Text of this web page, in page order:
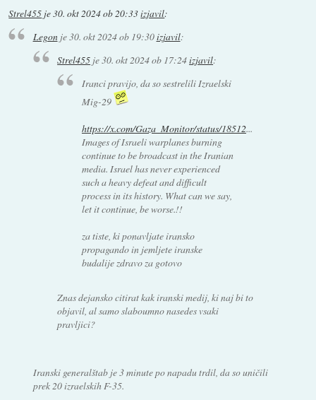
Strel455 je30. okt 2024 ob 20:33izjavil:
Legonje30. okt 2024 ob 19:30izjavil:
Strel455 je30. okt 2024 ob 17:24izjavil:
Iranci pravijo, da so sestrelili Izraelski
Mig-29
https://x.com/Gaza_Monitor/status/18512...
Images of Israeli warplanes burning
continue to be broadcast in the Iranian
media. Israel has never experienced
such a heavy defeat and difficult
process in its history. What can we say,
let it continue, be worse.!!
za tiste, ki ponavljate iransko
propagando in jemljete iranske
budalije zdravo za gotovo
Znas dejansko citirat kak iranski medij, ki naj bi to
objavil, al samo slaboumno nasedes vsaki
pravljici?
Iranski generalštab je 3 minute po napadu trdil, da so uničili
prek 20 izraelskih F-35.